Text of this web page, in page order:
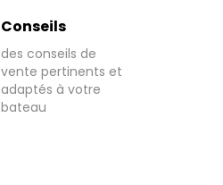
Conseils
des conseils de
vente pertinents et
adaptés à votre
bateau